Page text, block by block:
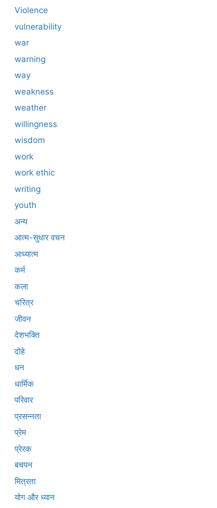
Violence
vulnerability
war
warning
way
weakness
weather
willingness
wisdom
work
work ethic
writing
youth
अन्य
आत्म-सुधार वचन
आध्यात्म
कर्म
कला
चरित्र
जीवन
देशभक्ति
दोहे
धन
धार्मिक
परिवार
प्रसन्नता
प्रेम
प्रेरक
बचपन
मित्रता
योग और ध्यान